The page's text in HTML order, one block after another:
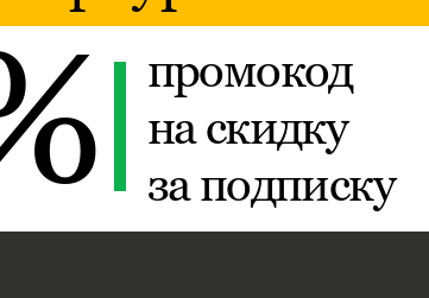
промокод
на скидку
за подписку